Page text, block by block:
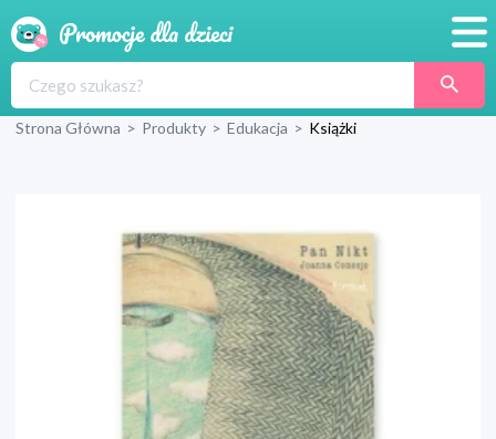
Produkty
Blog
Wyprawka
Strona Główna > Produkty > Edukacja > Książki